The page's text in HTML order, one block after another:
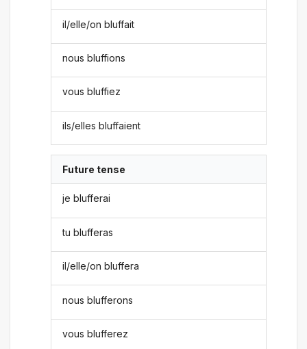
il/elle/on bluffait
nous bluffions
vous bluffiez
ils/elles bluffaient
Future tense
je blufferai
tu blufferas
il/elle/on bluffera
nous blufferons
vous blufferez